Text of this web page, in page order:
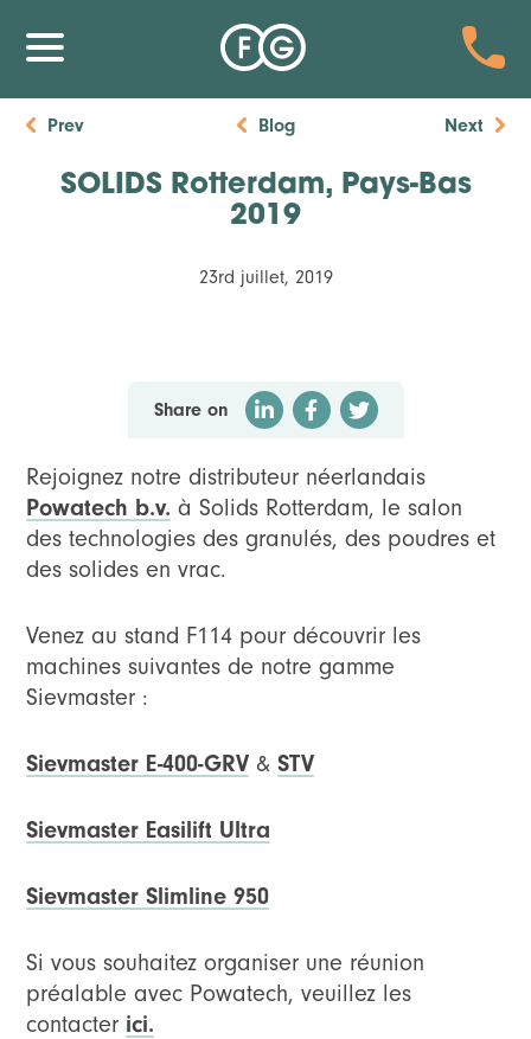
Prev Blog Next
SOLIDS Rotterdam, Pays-Bas
2019
23rd juillet, 2019
Share on
Rejoignez notre distributeur néerlandais
Powatech b.v. à Solids Rotterdam, le salon
des technologies des granulés, des poudres et
des solides en vrac.
Venez au stand F114 pour découvrir les
machines suivantes de notre gamme
Sievmaster :
Sievmaster E-400-GRV &STV
Sievmaster Easilift Ultra
Sievmaster Slimline 950
Si vous souhaitez organiser une réunion
préalable avec Powatech, veuillez les
contacter ici.